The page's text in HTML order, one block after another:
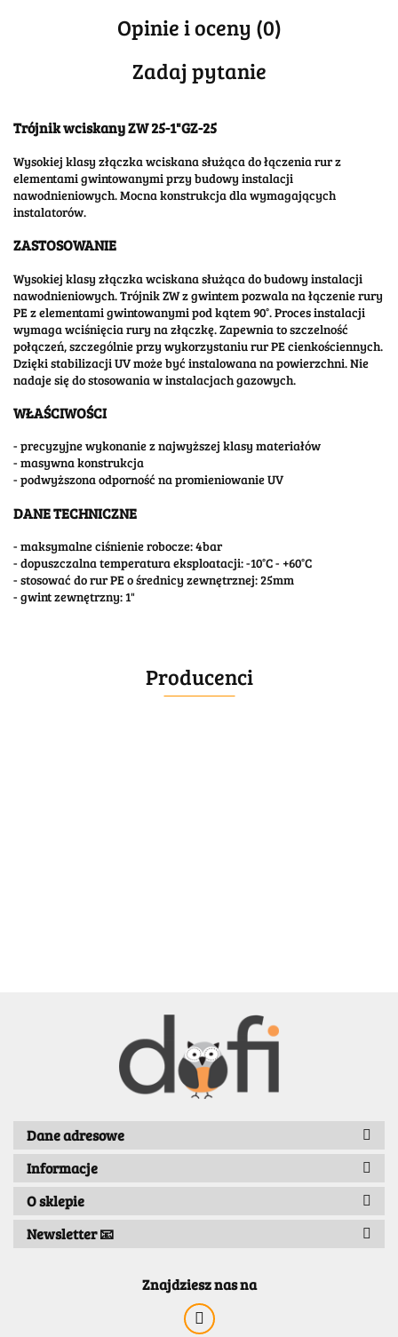
Opinie i oceny (0)
Zadaj pytanie
Trójnik wciskany ZW 25-1"GZ-25
Wysokiej klasy złączka wciskana służąca do łączenia rur z
elementami gwintowanymi przy budowy instalacji
nawodnieniowych. Mocna konstrukcja dla wymagających
instalatorów.
ZASTOSOWANIE
Wysokiej klasy złączka wciskana służąca do budowy instalacji
nawodnieniowych. Trójnik ZW z gwintem pozwala na łączenie rury
PE z elementami gwintowanymi pod kątem 90°. Proces instalacji
wymaga wciśnięcia rury na złączkę. Zapewnia to szczelność
połączeń, szczególnie przy wykorzystaniu rur PE cienkościennych.
Dzięki stabilizacji UV może być instalowana na powierzchni. Nie
nadaje się do stosowania w instalacjach gazowych.
WŁAŚCIWOŚCI
- precyzyjne wykonanie z najwyższej klasy materiałów
- masywna konstrukcja
- podwyższona odporność na promieniowanie UV
DANE TECHNICZNE
- maksymalne ciśnienie robocze: 4bar
- dopuszczalna temperatura eksploatacji: -10°C - +60°C
- stosować do rur PE o średnicy zewnętrznej: 25mm
- gwint zewnętrzny: 1"
Producenci
BENASSI/GALGI
Dane adresowe
Informacje
O sklepie
Newsletter 📧
Znajdziesz nas na